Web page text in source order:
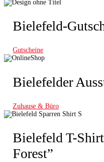
Bielefeld-
Gutscheine
Bielefelder
Zuhause & Büro
Bielefeld T-
Forest”